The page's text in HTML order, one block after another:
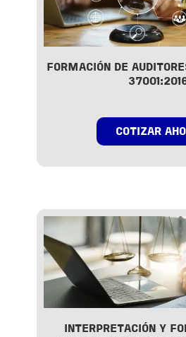
FORMACIÓN DE
COTIZAR
INTERPRETACIÓN Y